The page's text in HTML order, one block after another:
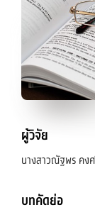
ผู้วิจัย
นางสาวณัฐพร คง
บทคัดย่อ